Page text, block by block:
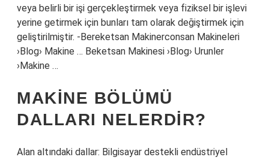
veya belirli bir işi gerçekleştirmek veya fiziksel bir işlevi
yerine getirmek için bunları tam olarak değiştirmek için
geliştirilmiştir. -Bereketsan Makinerconsan Makineleri
›Blog› Makine … Beketsan Makinesi ›Blog› Urunler
›Makine …
MAKINE BÖLÜMÜ
DALLARI NELERDIR?
Alan altındaki dallar: Bilgisayar destekli endüstriyel